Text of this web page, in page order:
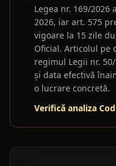
Legea nr. 169/2026
2026, iar art. 575
vigoare la 15 zile
Oficial. Articolul pe
regimul Legii nr.
și data efectivă
o lucrare concretă.
Verifică analiza